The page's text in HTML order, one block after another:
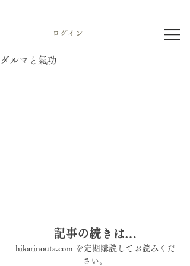
ログイン
ダルマと氣功
記事の続きは…
hikarinouta.com を定期購読してお読みくだ
さい。